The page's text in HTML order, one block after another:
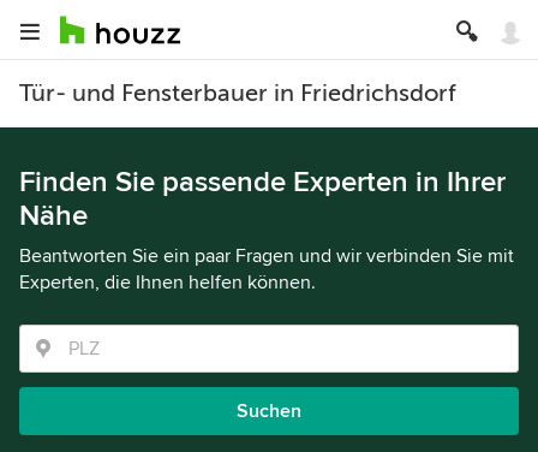
Tür- und Fensterbauer in Friedrichsdorf
Finden Sie passende Experten in Ihrer
Nähe
Beantworten Sie ein paar Fragen und wir verbinden Sie mit
Experten, die Ihnen helfen können.
Suchen